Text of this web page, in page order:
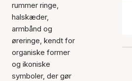
rummer ringe,
halskæder,
armbånd og
øreringe, kendt for
organiske former
og ikoniske
symboler, der gør